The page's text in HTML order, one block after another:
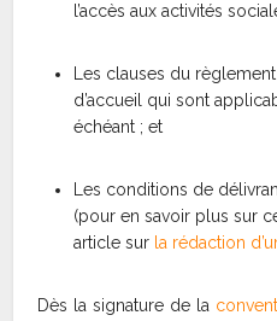
l’accès aux activités
Les clauses du
d’accueil qui sont
échéant ; et
Les conditions de
(pour en savoir plus sur
article sur la rédaction
Dès la signature de la